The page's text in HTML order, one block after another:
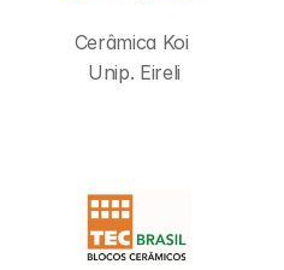
Cerâmica Koi
Unip. Eireli